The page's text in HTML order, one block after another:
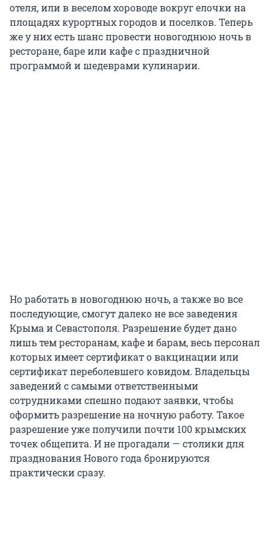
отеля, или в веселом хороводе вокруг елочки на
площадях курортных городов и поселков. Теперь
же у них есть шанс провести новогоднюю ночь в
ресторане, баре или кафе с праздничной
программой и шедеврами кулинарии.
Но работать в новогоднюю ночь, а также во все
последующие, смогут далеко не все заведения
Крыма и Севастополя. Разрешение будет дано
лишь тем ресторанам, кафе и барам, весь персонал
которых имеет сертификат о вакцинации или
сертификат переболевшего ковидом. Владельцы
заведений с самыми ответственными
сотрудниками спешно подают заявки, чтобы
оформить разрешение на ночную работу. Такое
разрешение уже получили почти 100 крымских
точек общепита. И не прогадали — столики для
празднования Нового года бронируются
практически сразу.